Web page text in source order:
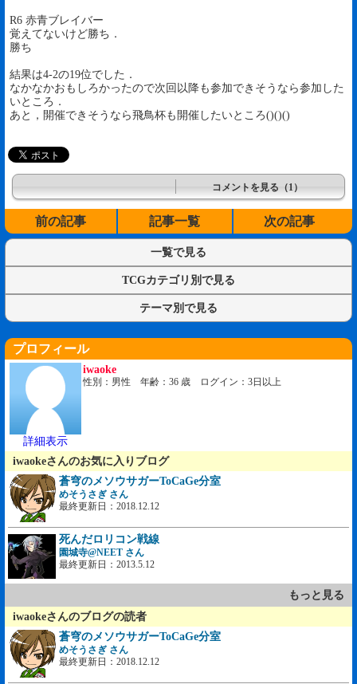
R6 赤青ブレイバー
覚えてないけど勝ち．
勝ち
結果は4-2の19位でした．
なかなかおもしろかったので次回以降も参加できそうなら参加した
いところ．
あと，開催できそうなら飛鳥杯も開催したいところ()()()
コメントを見る（1）
前の記事 記事一覧 次の記事
一覧で見る
TCGカテゴリ別で見る
テーマ別で見る
プロフィール
詳細表示
iwaoke
性別：男性 年齢：36 歳 ログイン：3日以上
iwaokeさんのお気に入りブログ
蒼穹のメソウサガーToCaGe分室
めそうさぎ さん
最終更新日：2018.12.12
死んだロリコン戦線
園城寺@NEET さん
最終更新日：2013.5.12
もっと見る
iwaokeさんのブログの読者
蒼穹のメソウサガーToCaGe分室
めそうさぎ さん
最終更新日：2018.12.12